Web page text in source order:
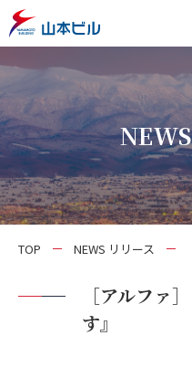
TOP NEWS リリース
［アルファ
す』